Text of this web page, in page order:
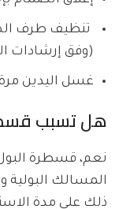
تنظيف طرف
(وفق إرشادات
غسل اليدين مرة
هل تسبب
نعم، قسطرة
المسالك البولية
ذلك على مدة